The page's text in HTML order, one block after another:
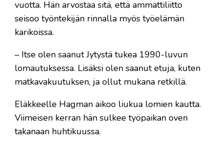
vuotta. Hän arvostaa sitä, että ammattiliitto
seisoo työntekijän rinnalla myös työelämän
karikoissa.
– Itse olen saanut Jytystä tukea 1990-luvun
lomautuksessa. Lisäksi olen saanut etuja, kuten
matkavakuutuksen, ja ollut mukana retkillä.
Eläkkeelle Hagman aikoo liukua lomien kautta.
Viimeisen kerran hän sulkee työpaikan oven
takanaan huhtikuussa.